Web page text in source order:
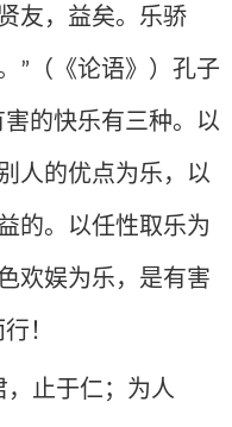
友，益矣。乐骄
” （《论语》）孔子
的快乐有三种。以
人的优点为乐，以
的。以任性取乐为
欢娱为乐，是有害
！
，止于仁；为人